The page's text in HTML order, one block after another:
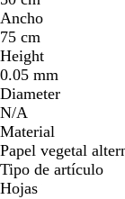
Ancho
75 cm
Height
0.05 mm
Diameter
N/A
Material
Papel vegetal
Tipo de artículo
Hojas